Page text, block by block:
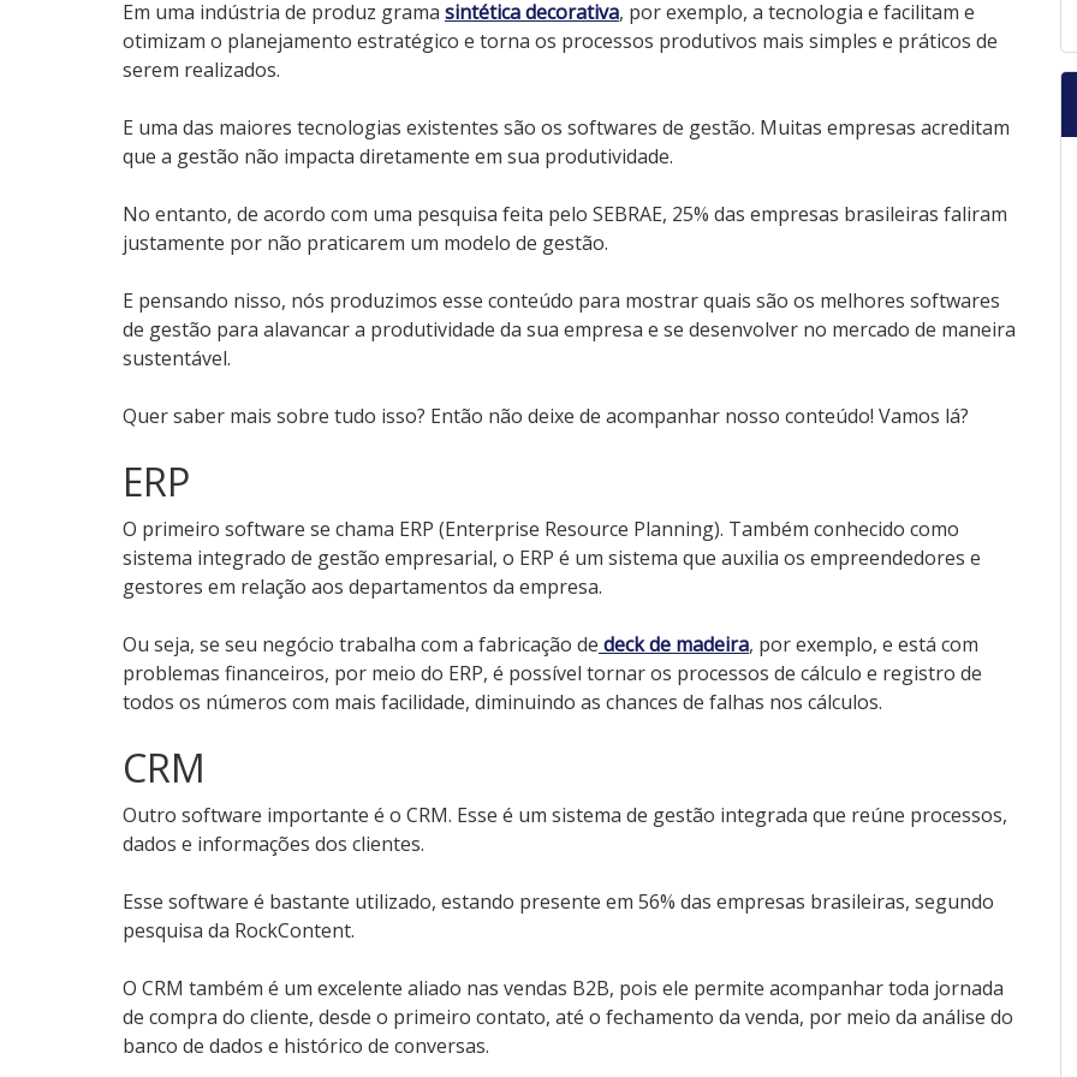
Em uma indústria de produz grama sintética decorativa, por exemplo, a tecnologia e facilitam e
otimizam o planejamento estratégico e torna os processos produtivos mais simples e práticos de
serem realizados.
E uma das maiores tecnologias existentes são os softwares de gestão. Muitas empresas acreditam
que a gestão não impacta diretamente em sua produtividade.
No entanto, de acordo com uma pesquisa feita pelo SEBRAE, 25% das empresas brasileiras faliram
justamente por não praticarem um modelo de gestão.
E pensando nisso, nós produzimos esse conteúdo para mostrar quais são os melhores softwares
de gestão para alavancar a produtividade da sua empresa e se desenvolver no mercado de maneira
sustentável.
Quer saber mais sobre tudo isso? Então não deixe de acompanhar nosso conteúdo! Vamos lá?
ERP
O primeiro software se chama ERP (Enterprise Resource Planning). Também conhecido como
sistema integrado de gestão empresarial, o ERP é um sistema que auxilia os empreendedores e
gestores em relação aos departamentos da empresa.
Ou seja, se seu negócio trabalha com a fabricação de deck de madeira, por exemplo, e está com
problemas financeiros, por meio do ERP, é possível tornar os processos de cálculo e registro de
todos os números com mais facilidade, diminuindo as chances de falhas nos cálculos.
CRM
Outro software importante é o CRM. Esse é um sistema de gestão integrada que reúne processos,
dados e informações dos clientes.
Esse software é bastante utilizado, estando presente em 56% das empresas brasileiras, segundo
pesquisa da RockContent.
O CRM também é um excelente aliado nas vendas B2B, pois ele permite acompanhar toda jornada
de compra do cliente, desde o primeiro contato, até o fechamento da venda, por meio da análise do
banco de dados e histórico de conversas.